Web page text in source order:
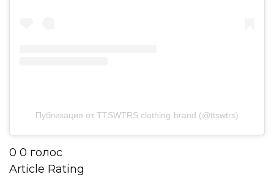
Публикация от TTSWTRS clothing brand (@ttswtrs)
0 0 голос
Article Rating